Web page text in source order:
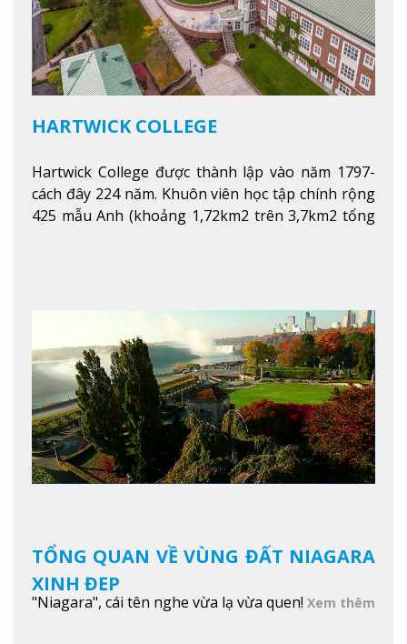
HARTWICK COLLEGE
Hartwick College được thành lập vào năm 1797-
cách đây 224 năm. Khuôn viên học tập chính rộng
425 mẫu Anh (khoảng 1,72km2 trên 3,7km2 tổng
TỔNG QUAN VỀ VÙNG ĐẤT NIAGARA
XINH ĐẸP
"Niagara", cái tên nghe vừa lạ vừa quen! Xem thêm